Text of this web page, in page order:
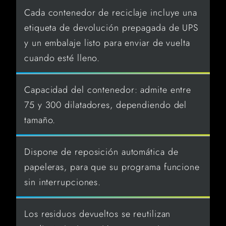
Cada contenedor de reciclaje incluye una
etiqueta de devolución prepagada de UPS
y un embalaje listo para enviar de vuelta
cuando esté lleno.
Capacidad del contenedor: admite entre
75 y 300 dilatadores, dependiendo del
tamaño.
Dispone de reposición automática de
papeleras, para que su programa funcione
sin interrupciones.
Los residuos devueltos se reutilizan